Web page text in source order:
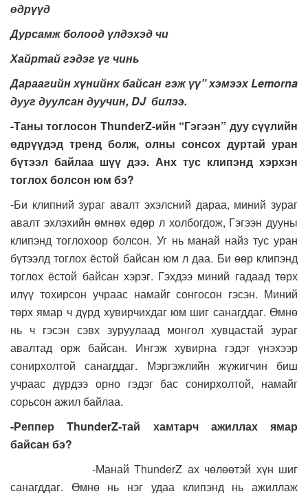
өдрүүд
Дурсамж болоод үлдэхэд чи
Хайртай гэдэг үг чинь
Дараагийн хүнийнх байсан гэж үү” хэмээх Lemorna
дууг дуулсан дуучин, DJ билээ.
-Таны тоглосон ThunderZ-ийн “Гэгээн” дуу сүүлийн
өдрүүдэд тренд болж, олны сонсох дуртай уран
бүтээл байлаа шүү дээ. Анх тус клипэнд хэрхэн
тоглох болсон юм бэ?
-Би клипний зураг авалт эхэлсний дараа, миний зураг
авалт эхлэхийн өмнөх өдөр л холбогдож, Гэгээн дууны
клипэнд тоглохоор болсон. Уг нь манай найз тус уран
бүтээлд тоглох ёстой байсан юм л даа. Би өөр клипэнд
тоглох ёстой байсан хэрэг. Гэхдээ миний гадаад төрх
илүү тохирсон учраас намайг сонгосон гэсэн. Миний
төрх ямар ч дүрд хувирчихдаг юм шиг санагддаг. Өмнө
нь ч гэсэн сэвх зуруулаад монгол хувцастай зураг
авалтад орж байсан. Ингэж хувирна гэдэг үнэхээр
сонирхолтой санагддаг. Мэргэжлийн жүжигчин биш
учраас дүрдээ орно гэдэг бас сонирхолтой, намайг
сорьсон ажил байлаа.
-Реппер ThunderZ-тай хамтарч ажиллах ямар
байсан бэ?
-Манай ThunderZ ах чөлөөтэй хүн шиг
санагддаг. Өмнө нь нэг удаа клипэнд нь ажиллаж